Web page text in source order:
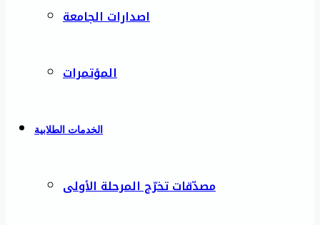
اصدارات الجامعة
المؤتمرات
الخدمات الطلابية
مصدّقات تخرّج المرحلة الأولى